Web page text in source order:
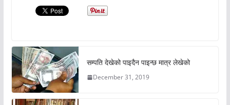
सम्पति देखेको पाइदैन पाइन्छ मात्र लेखेको
December 31, 2019